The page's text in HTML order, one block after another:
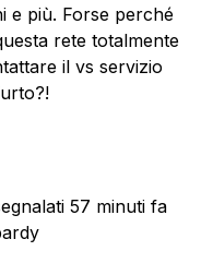
e più. Forse perché
rete totalmente
il vs servizio
57 minuti fa